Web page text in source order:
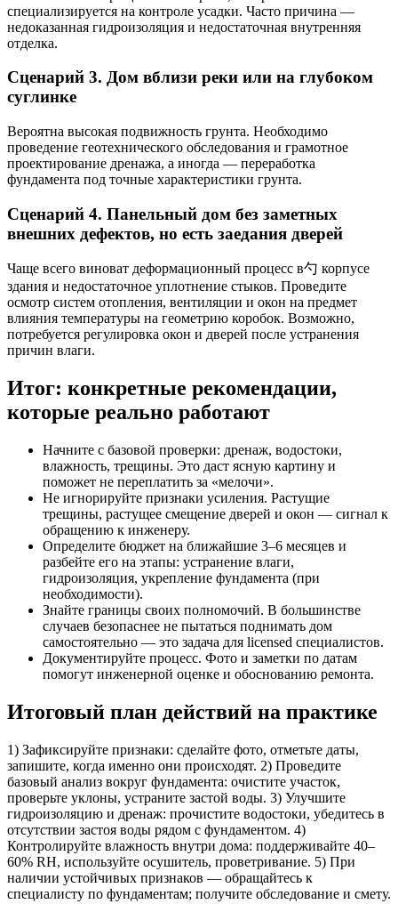
специализируется на контроле усадки. Часто причина —
недоказанная гидроизоляция и недостаточная внутренняя
отделка.
Сценарий 3. Дом вблизи реки или на глубоком
суглинке
Вероятна высокая подвижность грунта. Необходимо
проведение геотехнического обследования и грамотное
проектирование дренажа, а иногда — переработка
фундамента под точные характеристики грунта.
Сценарий 4. Панельный дом без заметных
внешних дефектов, но есть заедания дверей
Чаще всего виноват деформационный процесс в勺 корпусе
здания и недостаточное уплотнение стыков. Проведите
осмотр систем отопления, вентиляции и окон на предмет
влияния температуры на геометрию коробок. Возможно,
потребуется регулировка окон и дверей после устранения
причин влаги.
Итог: конкретные рекомендации,
которые реально работают
Начните с базовой проверки: дренаж, водостоки,
влажность, трещины. Это даст ясную картину и
поможет не переплатить за «мелочи».
Не игнорируйте признаки усиления. Растущие
трещины, растущее смещение дверей и окон — сигнал к
обращению к инженеру.
Определите бюджет на ближайшие 3–6 месяцев и
разбейте его на этапы: устранение влаги,
гидроизоляция, укрепление фундамента (при
необходимости).
Знайте границы своих полномочий. В большинстве
случаев безопаснее не пытаться поднимать дом
самостоятельно — это задача для licensed специалистов.
Документируйте процесс. Фото и заметки по датам
помогут инженерной оценке и обоснованию ремонта.
Итоговый план действий на практике
1) Зафиксируйте признаки: сделайте фото, отметьте даты,
запишите, когда именно они происходят. 2) Проведите
базовый анализ вокруг фундамента: очистите участок,
проверьте уклоны, устраните застой воды. 3) Улучшите
гидроизоляцию и дренаж: прочистите водостоки, убедитесь в
отсутствии застоя воды рядом с фундаментом. 4)
Контролируйте влажность внутри дома: поддерживайте 40–
60% RH, используйте осушитель, проветривание. 5) При
наличии устойчивых признаков — обращайтесь к
специалисту по фундаментам; получите обследование и смету.